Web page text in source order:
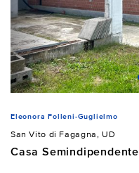
Eleonora Folleni-Guglielmo
San Vito di Fagagna, UD
Casa Semindipendente